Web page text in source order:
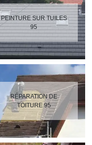
PEINTURE SUR TUILES
95
RÉPARATION DE
TOITURE 95